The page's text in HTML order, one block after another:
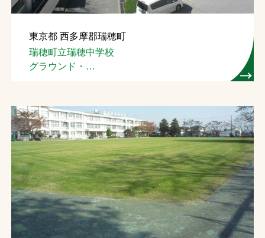
東京都 西多摩郡瑞穂町
瑞穂町立瑞穂中学校
グラウンド・